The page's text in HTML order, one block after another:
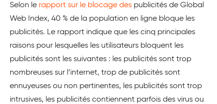
Selon le rapport sur le blocage des publicités de Global
Web Index, 40 % de la population en ligne bloque les
publicités. Le rapport indique que les cinq principales
raisons pour lesquelles les utilisateurs bloquent les
publicités sont les suivantes : les publicités sont trop
nombreuses sur l’internet, trop de publicités sont
ennuyeuses ou non pertinentes, les publicités sont trop
intrusives, les publicités contiennent parfois des virus ou